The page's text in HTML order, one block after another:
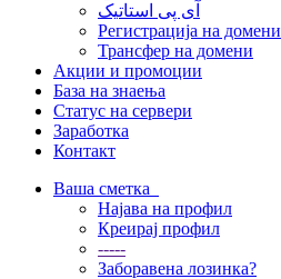
آی پی استاتیک
Регистрација на домени
Трансфер на домени
Акции и промоции
База на знаења
Статус на сервери
Заработка
Контакт
Ваша сметка
Најава на профил
Креирај профил
-----
Заборавена лозинка?